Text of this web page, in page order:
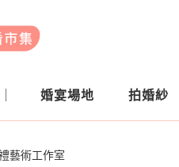
集 婚宴場地 拍婚紗
藝術工作室